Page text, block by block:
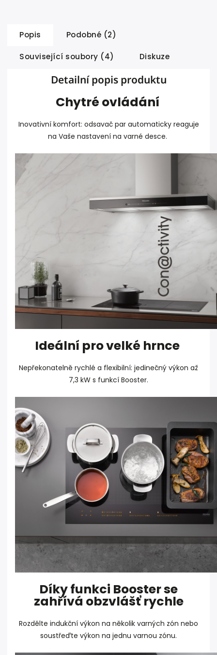
Popis Podobné (2)
Související soubory (4) Diskuze
Detailní popis produktu
Chytré ovládání
Inovativní komfort: odsavač par automaticky reaguje
na Vaše nastavení na varné desce.
Ideální pro velké hrnce
Nepřekonatelně rychlé a flexibilní: jedinečný výkon až
7,3 kW s funkcí Booster.
Díky funkci Booster se
zahřívá obzvlášť rychle
Rozdělte indukční výkon na několik varných zón nebo
soustřeďte výkon na jednu varnou zónu.